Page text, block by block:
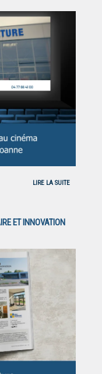
LIRE LA SUITE
ET INNOVATION